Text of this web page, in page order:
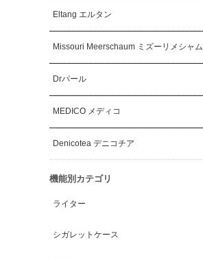
Eltang エルタン
Missouri Meerschaum ミズーリメシャム
Drパール
MEDICO メディコ
Denicotea デニコチア
機能別カテゴリ
ライター
シガレットケース